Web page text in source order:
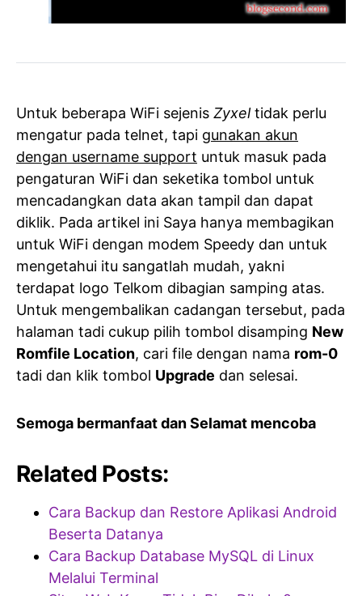
Untuk beberapa WiFi sejenis Zyxeltidak perlu
mengatur pada telnet, tapi gunakan akun
dengan username support untuk masuk pada
pengaturan WiFi dan seketika tombol untuk
mencadangkan data akan tampil dan dapat
diklik. Pada artikel ini Saya hanya membagikan
untuk WiFi dengan modem Speedy dan untuk
mengetahui itu sangatlah mudah, yakni
terdapat logo Telkom dibagian samping atas.
Untuk mengembalikan cadangan tersebut, pada
halaman tadi cukup pilih tombol disamping New
Romfile Location, cari file dengan nama rom-0
tadi dan klik tombol Upgrade dan selesai.
Semoga bermanfaat dan Selamat mencoba
Related Posts:
Cara Backup dan Restore Aplikasi Android
Beserta Datanya
Cara Backup Database MySQL di Linux
Melalui Terminal